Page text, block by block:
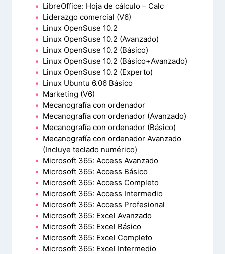
LibreOffice: Hoja de cálculo – Calc
Liderazgo comercial (V6)
Linux OpenSuse 10.2
Linux OpenSuse 10.2 (Avanzado)
Linux OpenSuse 10.2 (Básico)
Linux OpenSuse 10.2 (Básico+Avanzado)
Linux OpenSuse 10.2 (Experto)
Linux Ubuntu 6.06 Básico
Marketing (V6)
Mecanografía con ordenador
Mecanografía con ordenador (Avanzado)
Mecanografía con ordenador (Básico)
Mecanografía con ordenador Avanzado
(Incluye teclado numérico)
Microsoft 365: Access Avanzado
Microsoft 365: Access Básico
Microsoft 365: Access Completo
Microsoft 365: Access Intermedio
Microsoft 365: Access Profesional
Microsoft 365: Excel Avanzado
Microsoft 365: Excel Básico
Microsoft 365: Excel Completo
Microsoft 365: Excel Intermedio